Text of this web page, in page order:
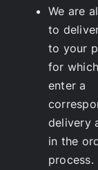
We are
to
to your
for
enter a
delivery
in the
process.